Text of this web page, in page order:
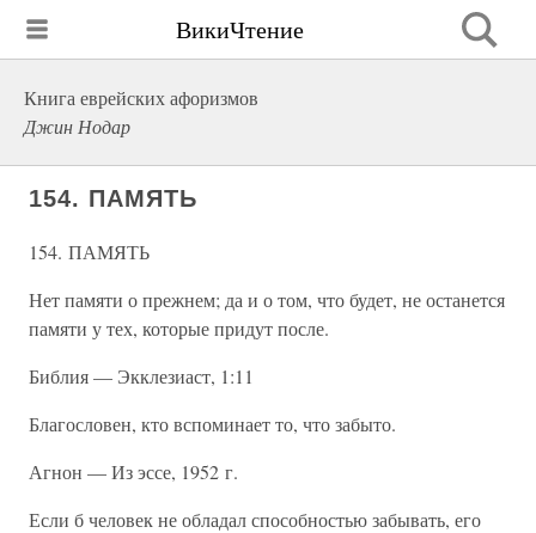
ВикиЧтение
Книга еврейских афоризмов
Джин Нодар
154. ПАМЯТЬ
154. ПАМЯТЬ
Нет памяти о прежнем; да и о том, что будет, не останется
памяти у тех, которые придут после.
Библия — Экклезиаст, 1:11
Благословен, кто вспоминает то, что забыто.
Агнон — Из эссе, 1952 г.
Если б человек не обладал способностью забывать, его